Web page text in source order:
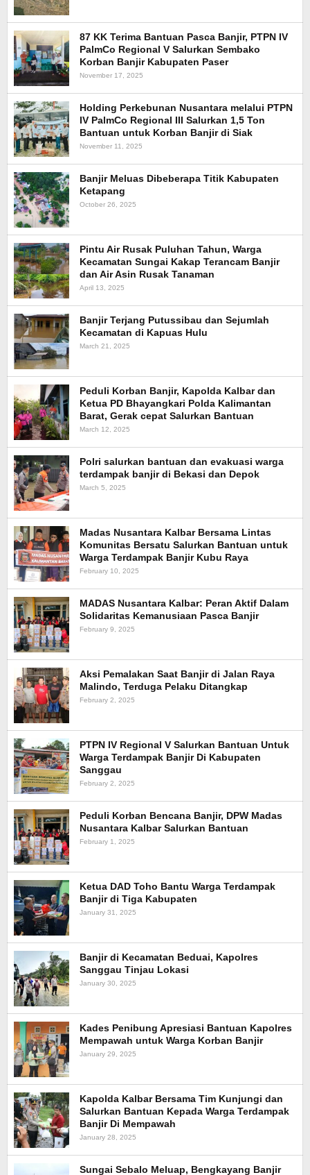
87 KK Terima Bantuan Pasca Banjir, PTPN IV
PalmCo Regional V Salurkan Sembako
Korban Banjir Kabupaten Paser
November 17, 2025
Holding Perkebunan Nusantara melalui PTPN
IV PalmCo Regional III Salurkan 1,5 Ton
Bantuan untuk Korban Banjir di Siak
November 11, 2025
Banjir Meluas Dibeberapa Titik Kabupaten
Ketapang
October 26, 2025
Pintu Air Rusak Puluhan Tahun, Warga
Kecamatan Sungai Kakap Terancam Banjir
dan Air Asin Rusak Tanaman
April 13, 2025
Banjir Terjang Putussibau dan Sejumlah
Kecamatan di Kapuas Hulu
March 21, 2025
Peduli Korban Banjir, Kapolda Kalbar dan
Ketua PD Bhayangkari Polda Kalimantan
Barat, Gerak cepat Salurkan Bantuan
March 12, 2025
Polri salurkan bantuan dan evakuasi warga
terdampak banjir di Bekasi dan Depok
March 5, 2025
Madas Nusantara Kalbar Bersama Lintas
Komunitas Bersatu Salurkan Bantuan untuk
Warga Terdampak Banjir Kubu Raya
February 10, 2025
MADAS Nusantara Kalbar: Peran Aktif Dalam
Solidaritas Kemanusiaan Pasca Banjir
February 9, 2025
Aksi Pemalakan Saat Banjir di Jalan Raya
Malindo, Terduga Pelaku Ditangkap
February 2, 2025
PTPN IV Regional V Salurkan Bantuan Untuk
Warga Terdampak Banjir Di Kabupaten
Sanggau
February 2, 2025
Peduli Korban Bencana Banjir, DPW Madas
Nusantara Kalbar Salurkan Bantuan
February 1, 2025
Ketua DAD Toho Bantu Warga Terdampak
Banjir di Tiga Kabupaten
January 31, 2025
Banjir di Kecamatan Beduai, Kapolres
Sanggau Tinjau Lokasi
January 30, 2025
Kades Penibung Apresiasi Bantuan Kapolres
Mempawah untuk Warga Korban Banjir
January 29, 2025
Kapolda Kalbar Bersama Tim Kunjungi dan
Salurkan Bantuan Kepada Warga Terdampak
Banjir Di Mempawah
January 28, 2025
Sungai Sebalo Meluap, Bengkayang Banjir